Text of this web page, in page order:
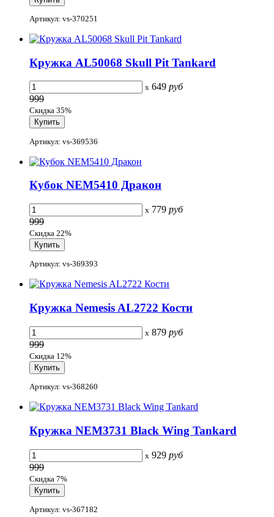
Артикул: vs-370251
Кружка AL50068 Skull Pit Tankard
x 649 руб
999
Скидка 35%
Артикул: vs-369536
Кубок NEM5410 Дракон
x 779 руб
999
Скидка 22%
Артикул: vs-369393
Кружка Nemesis AL2722 Кости
x 879 руб
999
Скидка 12%
Артикул: vs-368260
Кружка NEM3731 Black Wing Tankard
x 929 руб
999
Скидка 7%
Артикул: vs-367182